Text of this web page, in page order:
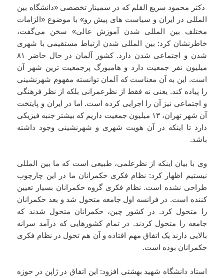
دکتر محمود سریع القلم که در سمینار تخصصی «دانشگاه بین
المللی در ایران و سیاست های پیش رو» با موضوع «الزامات
مختلف بین المللی شدن آموزش عالی» سخن می‌گفت،
خاطرنشان کرد: بین المللی شدن ارتباط مستقیمی با شهری
شدن و اجتماعی شدن دارد. کشور آلمان در حال حاضر ۸۱
میلیون نفر جمعیت دارد و هامبورگ پرجمعیت ترین شهر آن
است. این به آن معناست که آلمان توانسته مفهوم شهرنشینی
را پیاده کند. یعنی نه فقط از نظرعمرانی بلکه از نظر فرهنگی
و اجتماعی نیز آن را اجرایی کرده است. اما در ایران و پایتخت
آن شهر تهران، ۱۳ میلیون جمعیت داریم که بیشتر جنبه فیزیکی
دارد تا اینکه در آن هویت شهری و شهرنشینی وجود داشته
باشد.
وی با بیان اینکه از نظرعلمی، طبیعی است که ما بین المللی
نیستیم اظهار کرد: نظام فکری حکمرانان ما در این چارچوب
طراحی نشده است. نظام فکری گروه حکمرانان بسیار تعیین
کننده است. در فرانسه اول جامعه متحول شد و بعد حکمرانان
را متحول کرد. در کشور چین، حکمرانان متحول شدند که
جامعه را متحول کردند. در تمام کشورهایی که درآمد سرانه
بالایی دارند یک اتفاق مهم افتاده و آن هم تحول در نظام فکری
حکمرانان بوده است.
استاد دانشگاه شهید بهشتی افزود: این اتفاق در ژاپن در حوزه